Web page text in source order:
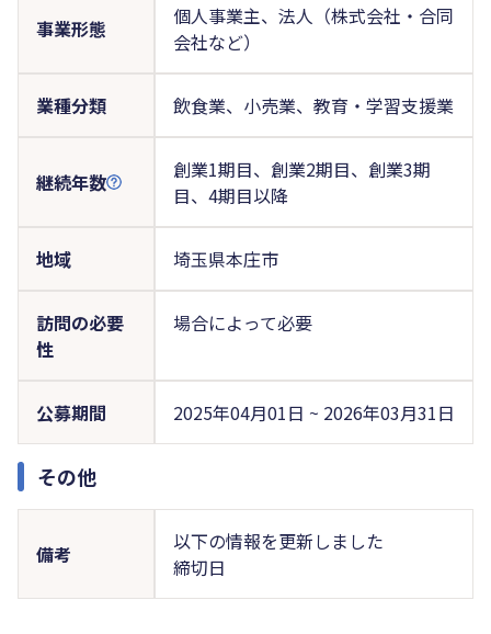
事業形態
個人事業主、法人（株式会社・合同
会社など）
業種分類 飲食業、小売業、教育・学習支援業
継続年数
創業1期目、創業2期目、創業3期
目、4期目以降
地域 埼玉県本庄市
訪問の必要
性
場合によって必要
公募期間 2025年04月01日 ~ 2026年03月31日
その他
備考
以下の情報を更新しました
締切日